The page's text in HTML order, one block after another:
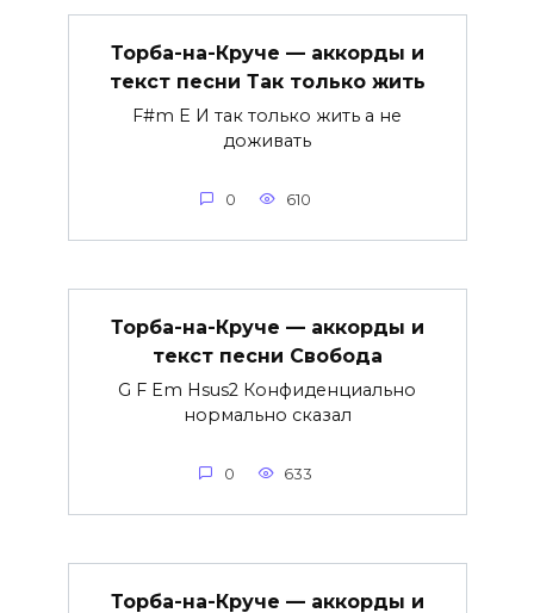
Торба-на-Круче — аккорды и
текст песни Так только жить
F#m E И так только жить а не
доживать
0 610
Торба-на-Круче — аккорды и
текст песни Свобода
G F Em Hsus2 Конфиденциально
нормально сказал
0 633
Торба-на-Круче — аккорды и